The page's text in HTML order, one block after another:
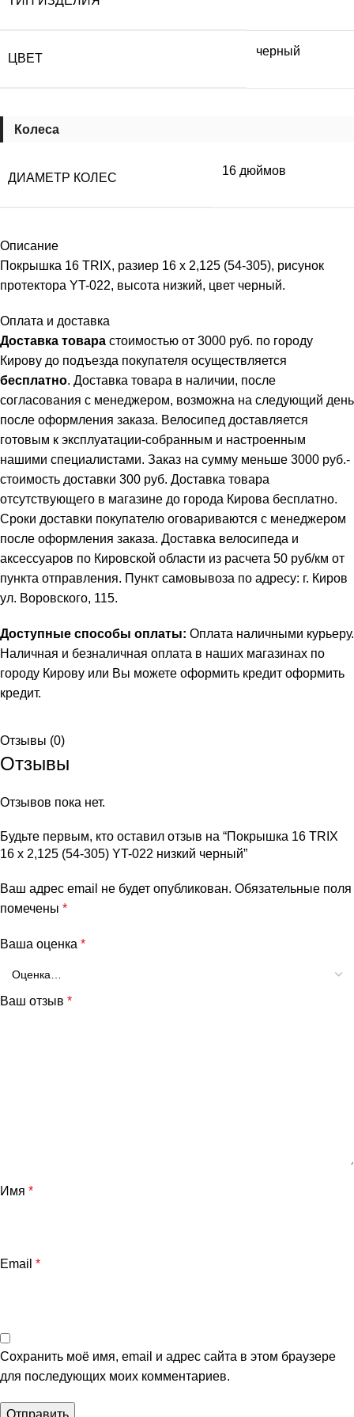
ЦВЕТ
черный
Колеса
ДИАМЕТР КОЛЕС
16 дюймов
Описание
Покрышка 16 TRIX, разиер 16 x 2,125 (54-305), рисунок
протектора YT-022, высота низкий, цвет черный.
Оплата и доставка
Доставка товара стоимостью от 3000 руб. по городу
Кирову до подъезда покупателя осуществляется
бесплатно. Доставка товара в наличии, после
согласования с менеджером, возможна на следующий день
после оформления заказа. Велосипед доставляется
готовым к эксплуатации-собранным и настроенным
нашими специалистами. Заказ на сумму меньше 3000 руб.-
стоимость доставки 300 руб. Доставка товара
отсутствующего в магазине до города Кирова бесплатно.
Сроки доставки покупателю оговариваются с менеджером
после оформления заказа. Доставка велосипеда и
аксессуаров по Кировской области из расчета 50 руб/км от
пункта отправления. Пункт самовывоза по адресу: г. Киров
ул. Воровского, 115.
Доступные способы оплаты: Оплата наличными курьеру.
Наличная и безналичная оплата в наших магазинах по
городу Кирову или Вы можете оформить кредит оформить
кредит.
Отзывы (0)
Отзывы
Отзывов пока нет.
Будьте первым, кто оставил отзыв на “Покрышка 16 TRIX
16 x 2,125 (54-305) YT-022 низкий черный”
Ваш адрес email не будет опубликован. Обязательные поля
помечены *
Ваша оценка *
Ваш отзыв *
Имя *
Email *
Сохранить моё имя, email и адрес сайта в этом браузере
для последующих моих комментариев.